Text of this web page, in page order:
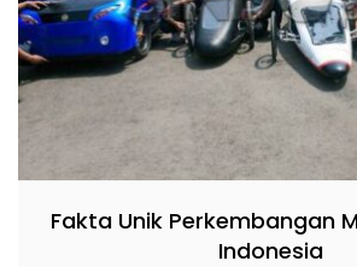
Fakta Unik Perkembangan
Indonesia